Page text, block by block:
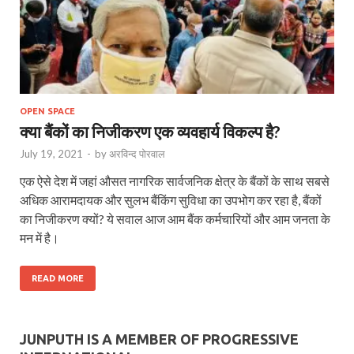
OPEN SPACE
क्या बैंकों का निजीकरण एक व्यवहार्य विकल्प है?
July 19, 2021 - byअरविन्द पोरवाल
एक ऐसे देश में जहां औसत नागरिक सार्वजनिक क्षेत्र के बैंकों के साथ सबसे
अधिक आरामदायक और सुलभ बैंकिंग सुविधा का उपभोग कर रहा है, बैंकों
का निजीकरण क्यों? ये सवाल आज आम बैंक कर्मचारियों और आम जनता के
मन में है।
READ MORE
JUNPUTH IS A MEMBER OF PROGRESSIVE